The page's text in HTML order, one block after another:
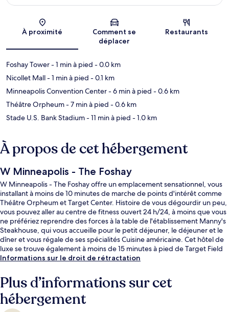
Carte
À proximité
Comment se
déplacer
Restaurants
Foshay Tower- 1 min à pied - 0.0 km
Nicollet Mall- 1 min à pied - 0.1 km
Minneapolis Convention Center- 6 min à pied - 0.6 km
Théâtre Orpheum- 7 min à pied - 0.6 km
Stade U.S. Bank Stadium- 11 min à pied - 1.0 km
À propos de cet hébergement
W Minneapolis - The Foshay
W Minneapolis - The Foshay offre un emplacement sensationnel, vous
installant à moins de 10 minutes de marche de points d'intérêt comme
Théâtre Orpheum et Target Center. Histoire de vous dégourdir un peu,
vous pouvez aller au centre de fitness ouvert 24 h/24, à moins que vous
ne préfériez reprendre des forces à la table de l'établissement Manny's
Steakhouse, qui vous accueille pour le petit déjeuner, le déjeuner et le
dîner et vous régale de ses spécialités Cuisine américaine. Cet hôtel de
luxe se trouve également à moins de 15 minutes à pied de Target Field
(stade de base-ball) et de Minneapolis Convention Center. Le personnel
voyageurs. L'hébergement se situe à une très courte distance à pied
des transports publics : Arrêt de tram Nicollet Mall se trouve à 7 min et
Station de métro Government Plaza, à 9 min.
Informations sur le droit de rétractation
Plus d’informations sur cet
hébergement